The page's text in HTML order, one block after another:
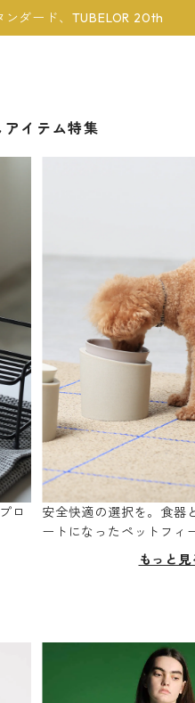
ンダード、TUBELOR 20th
アイテム特集
ロ
安全快適の選択を。食器
ートになったペットフィ
もっと見